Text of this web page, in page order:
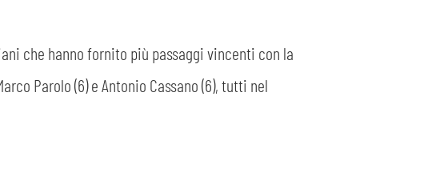
che hanno fornito più passaggi vincenti con la
Parolo (6) e Antonio Cassano (6), tutti nel